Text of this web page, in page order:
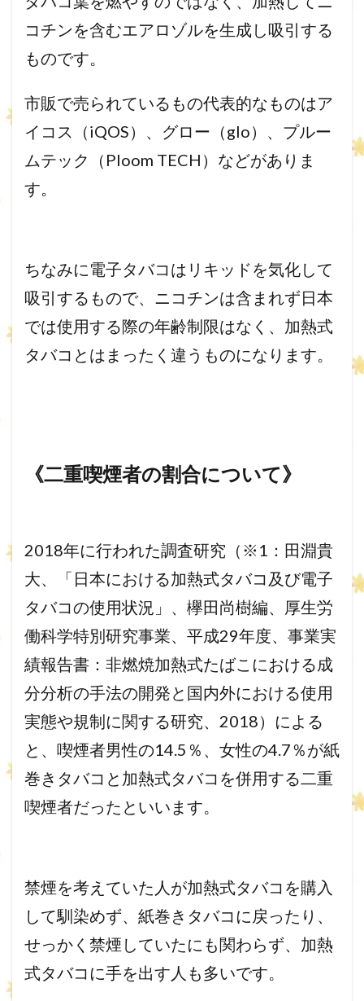
コチンを含むエアロゾルを生成し吸引する
ものです。
市販で売られているもの代表的なものはア
イコス（iQOS）、 グロー（glo）、プルー
ムテック（Ploom TECH）などがありま
す。
ちなみに電子タバコはリキッドを気化して
吸引するもので、 ニコチンは含まれず日本
では使用する際の年齢制限はなく、 加熱式
タバコとはまったく違うものになります。
《二重喫煙者の割合について》
2018年に行われた調査研究（※1：田淵貴
大、「 日本における加熱式タバコ及び電子
タバコの使用状況」、 欅田尚樹編、厚生労
働科学特別研究事業、平成29年度、 事業実
績報告書： 非燃焼加熱式たばこにおける成
分分析の手法の開発と国内外における使用
実態や規制に関する研究、2018）による
と、 喫煙者男性の14.5％、女性の4.7％が紙
巻きタバコと加熱式タバコを併用する二重
喫煙者だったといい ます。
禁煙を考えていた人が加熱式タバコを購入
して馴染めず、 紙巻きタバコに戻ったり、
せっかく禁煙していたにも関わらず、 加熱
式タバコに手を出す人も多いです。